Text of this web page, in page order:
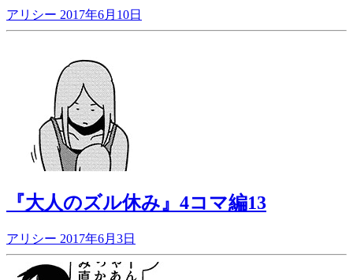
アリシー 2017年6月10日
『大人のズル休み』4コマ編13
アリシー 2017年6月3日